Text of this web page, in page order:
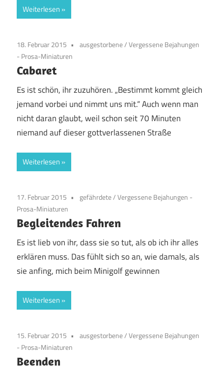
Weiterlesen
18. Februar 2015 ausgestorbene/Vergessene Bejahungen
- Prosa-Miniaturen
Cabaret
Es ist schön, ihr zuzuhören. „Bestimmt kommt gleich
jemand vorbei und nimmt uns mit.“ Auch wenn man
nicht daran glaubt, weil schon seit 70 Minuten
niemand auf dieser gottverlassenen Straße
Weiterlesen
17. Februar 2015 gefährdete/Vergessene Bejahungen -
Prosa-Miniaturen
Begleitendes Fahren
Es ist lieb von ihr, dass sie so tut, als ob ich ihr alles
erklären muss. Das fühlt sich so an, wie damals, als
sie anfing, mich beim Minigolf gewinnen
Weiterlesen
15. Februar 2015 ausgestorbene/Vergessene Bejahungen
- Prosa-Miniaturen
Beenden